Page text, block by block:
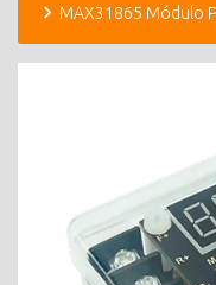
MAX31865 Módulo